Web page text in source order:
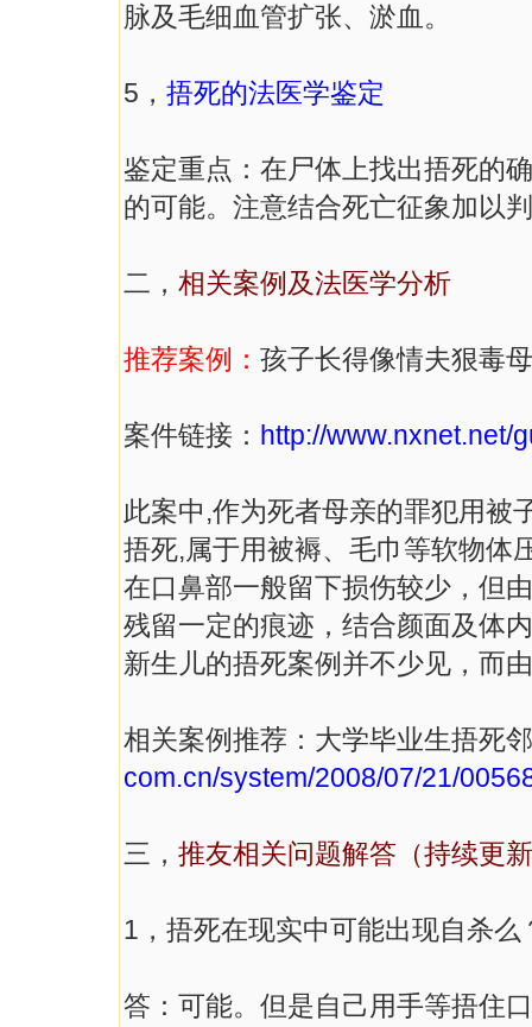
脉及毛细血管扩张、淤血。
5， 捂死的法医学鉴定
鉴定重点：在尸体上找出捂死的
的可能。注意结合死亡征象加以
二， 相关案例及法医学分析
推荐案例： 孩子长得像情夫狠毒
案件链接： http://www.nxnet.net/
此案中,作为死者母亲的罪犯用被
捂死,属于用被褥、毛巾等软物体
在口鼻部一般留下损伤较少，但
残留一定的痕迹，结合颜面及体
新生儿的捂死案例并不少见，而
相关案例推荐：大学毕业生捂死
com.cn/system/2008/07/21/
三， 推友相关问题解答（持续更
1，捂死在现实中可能出现自杀么
答：可能。但是自己用手等捂住